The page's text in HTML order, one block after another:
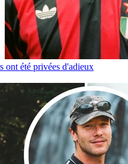
ont été privées d'adieux